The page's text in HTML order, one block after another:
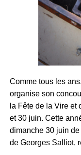
Comme tous les
organise son
la Fête de la Vire et
et 30 juin. Cette
dimanche 30 juin
de Georges Salliot,